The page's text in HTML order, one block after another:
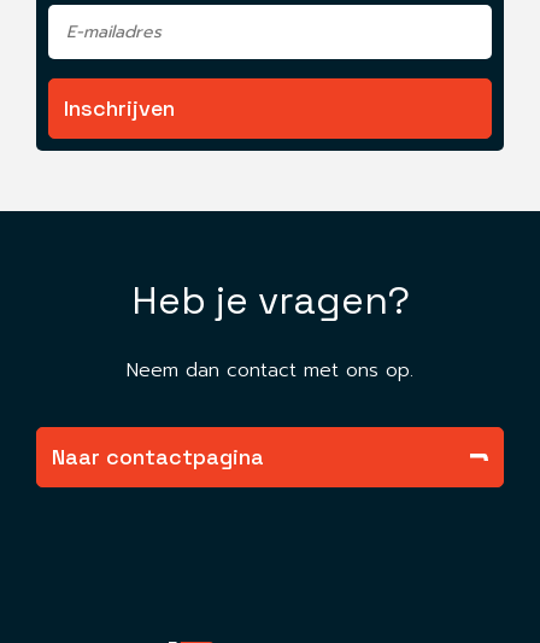
Inschrijven
Heb je vragen?
Neem dan contact met ons op.
Naar contactpagina